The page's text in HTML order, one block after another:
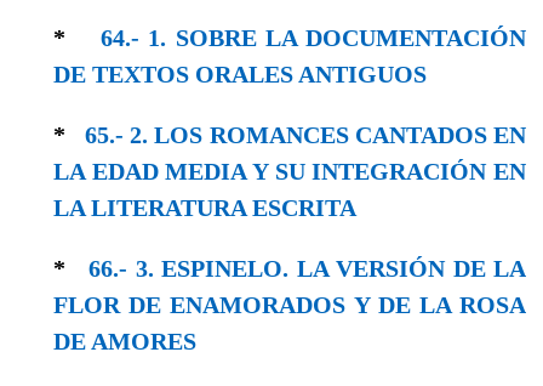
* 64.- 1. SOBRE LA DOCUMENTACIÓN
DE TEXTOS ORALES ANTIGUOS
* 65.- 2. LOS ROMANCES CANTADOS EN
LA EDAD MEDIA Y SU INTEGRACIÓN EN
LA LITERATURA ESCRITA
*66.- 3. ESPINELO. LA VERSIÓN DE LA
FLOR DE ENAMORADOS Y DE LA ROSA
DE AMORES